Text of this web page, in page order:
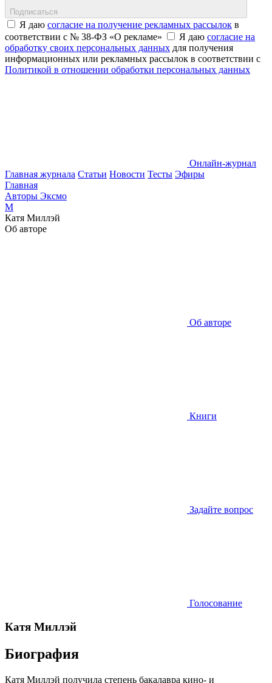
Подписаться
Я даю согласие на получение рекламных рассылок в
соответствии с № 38-ФЗ «О рекламе»
Я даю согласие на
обработку своих персональных данных для получения
информационных или рекламных рассылок в соответствии с
Политикой в отношении обработки персональных данных
Онлайн-журнал
Главная журнала Статьи Новости Тесты Эфиры
Главная
Авторы Эксмо
М
Катя Миллэй
Об авторе
Об авторе
Книги
Задайте вопрос
Голосование
Катя Миллэй
Биография
Катя Миллэй получила степень бакалавра кино- и